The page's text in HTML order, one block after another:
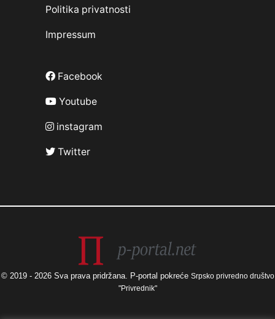
Politika privatnosti
Impressum
Facebook
Youtube
instagram
Twitter
© 2019 - 2026 Sva prava pridržana. P-portal pokreće Srpsko privredno društvo
"Privrednik"